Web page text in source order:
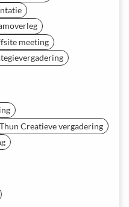
meeting
Thun Creatieve vergadering